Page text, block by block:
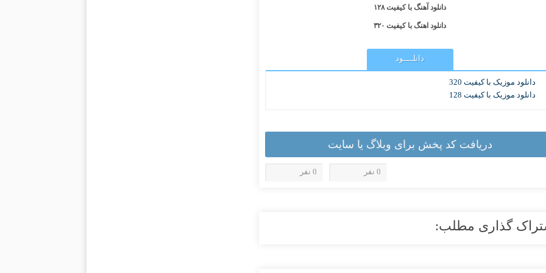
دانلود آهنگ با کیفیت ۱۲۸
دانلود اهنگ با کیفیت ۳۲۰
دانلــــود
دانلود موزیک با کیفیت 320
دانلود موزیک با کیفیت 128
دریافت کد پخش برای وبلاگ یا سایت
0 نفر 0 نفر
گذاری مطلب: